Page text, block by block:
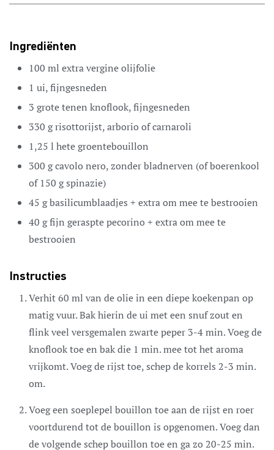
Ingrediënten
100 ml extra vergine olijfolie
1 ui,fijngesneden
3 grote tenen knoflook,fijngesneden
330 grisottorijst,arborio of carnaroli
1,25 l hete groentebouillon
300 gcavolo nero,zonder bladnerven (of boerenkool
of 150 g spinazie)
45 gbasilicumblaadjes + extra om mee te bestrooien
40 gfijn geraspte pecorino + extra om mee te
bestrooien
Instructies
Verhit 60 ml van de olie in een diepe koekenpan op
matig vuur. Bak hierin de ui met een snuf zout en
flink veel versgemalen zwarte peper 3-4 min. Voeg de
knoflook toe en bak die 1 min. mee tot het aroma
vrijkomt. Voeg de rijst toe, schep de korrels 2-3 min.
om.
Voeg een soeplepel bouillon toe aan de rijst en roer
voortdurend tot de bouillon is opgenomen. Voeg dan
de volgende schep bouillon toe en ga zo 20-25 min.